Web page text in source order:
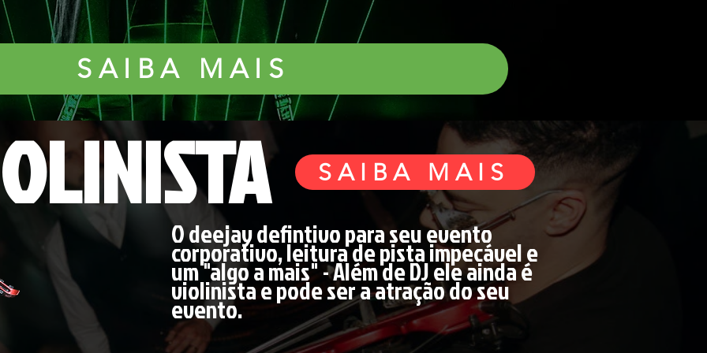
SAIBA MAIS
O deejay defintivo para seu evento
corporativo, leitura de pista impecável e
um "algo a mais" - Além de DJ ele ainda é
violinista e pode ser a atração do seu
evento.
SAIBA MAIS